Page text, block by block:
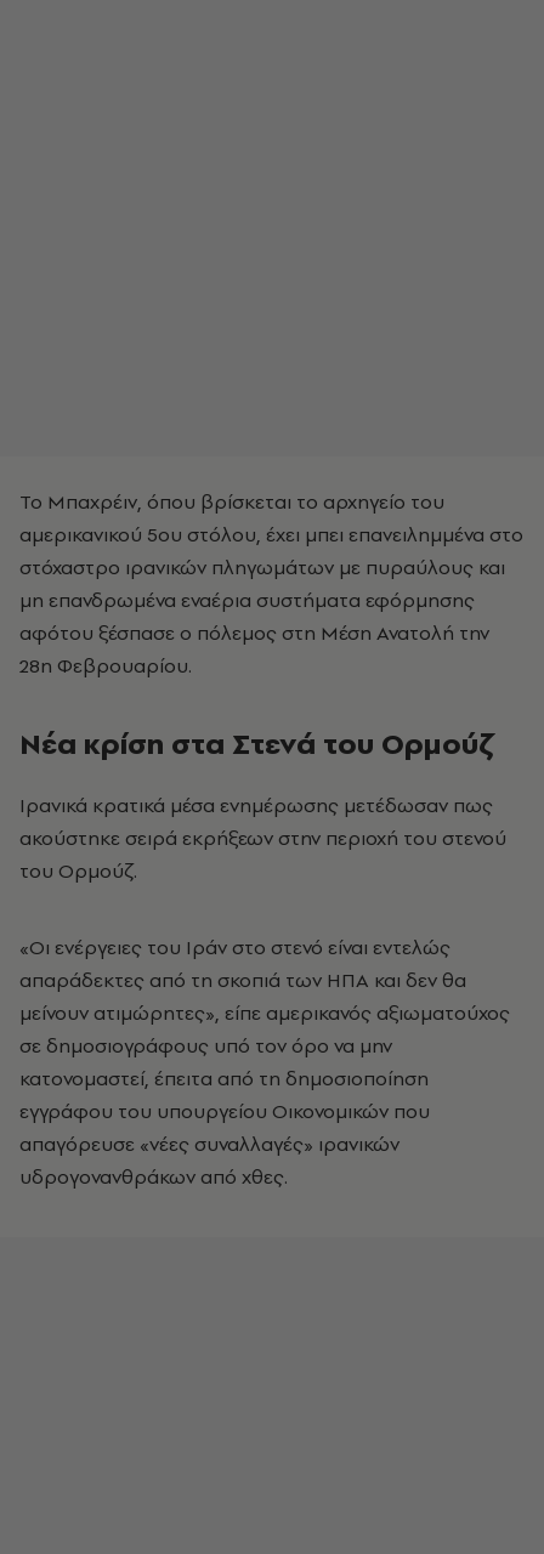
Το Μπαχρέιν, όπου βρίσκεται το αρχηγείο του
αμερικανικού 5ου στόλου, έχει μπει επανειλημμένα στο
στόχαστρο ιρανικών πληγωμάτων με πυραύλους και
μη επανδρωμένα εναέρια συστήματα εφόρμησης
αφότου ξέσπασε ο πόλεμος στη Μέση Ανατολή την
28η Φεβρουαρίου.
Νέα κρίση στα Στενά του Ορμούζ
Ιρανικά κρατικά μέσα ενημέρωσης μετέδωσαν πως
ακούστηκε σειρά εκρήξεων στην περιοχή του στενού
του Ορμούζ.
«Οι ενέργειες του Ιράν στο στενό είναι εντελώς
απαράδεκτες από τη σκοπιά των ΗΠΑ και δεν θα
μείνουν ατιμώρητες», είπε αμερικανός αξιωματούχος
σε δημοσιογράφους υπό τον όρο να μην
κατονομαστεί, έπειτα από τη δημοσιοποίηση
εγγράφου του υπουργείου Οικονομικών που
απαγόρευσε «νέες συναλλαγές» ιρανικών
υδρογονανθράκων από χθες.